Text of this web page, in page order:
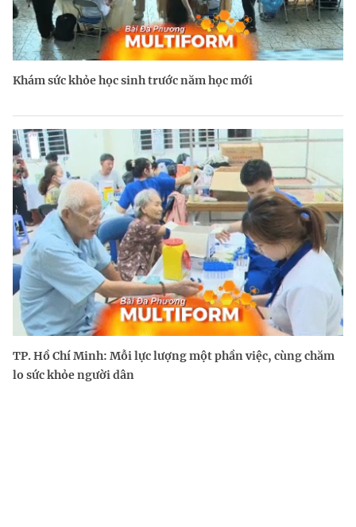
Khám sức khỏe học sinh trước năm học mới
TP. Hồ Chí Minh: Mỗi lực lượng một phần việc, cùng chăm
lo sức khỏe người dân